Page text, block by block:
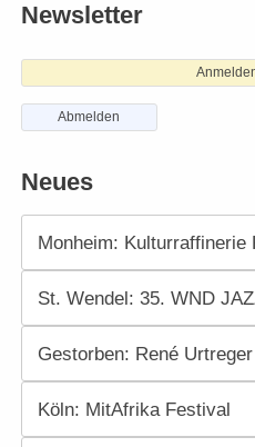
Newsletter
Abmelden
Neues
Monheim: Kulturraffinerie
St. Wendel: 35. WND
Gestorben: René Urtreger
Köln: MitAfrika Festival